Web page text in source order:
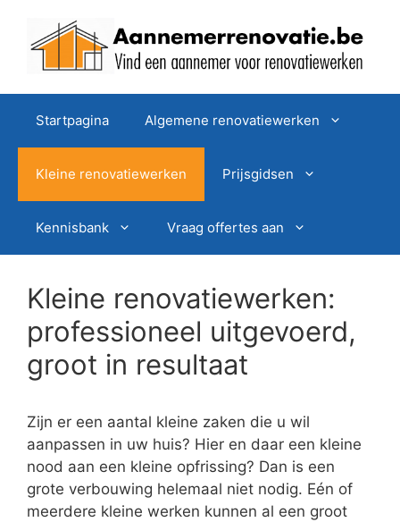
Startpagina Algemene renovatiewerken
Kleine renovatiewerken Prijsgidsen
Kennisbank Vraag offertes aan
Kleine renovatiewerken:
professioneel uitgevoerd,
groot in resultaat
Zijn er een aantal kleine zaken die u wil
aanpassen in uw huis? Hier en daar een kleine
nood aan een kleine opfrissing? Dan is een
grote verbouwing helemaal niet nodig. Eén of
meerdere kleine werken kunnen al een groot